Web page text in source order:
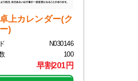
上カレンダー(ク
)
N030146
100
早割201円